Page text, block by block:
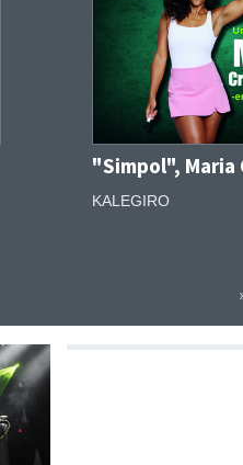
"Simpol", Maria
KALEGIRO